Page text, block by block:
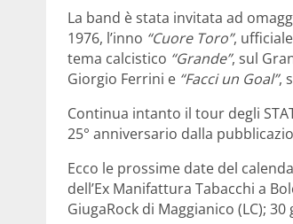
La band è stata invitata ad
1976, l’inno “Cuore Toro”,
tema calcistico “Grande”, sul
Giorgio Ferrini e “Facci un Goal”,
Continua intanto il tour degli
25° anniversario dalla
Ecco le prossime date del
dell’Ex Manifattura Tabacchi a
GiugaRock di Maggianico (LC);